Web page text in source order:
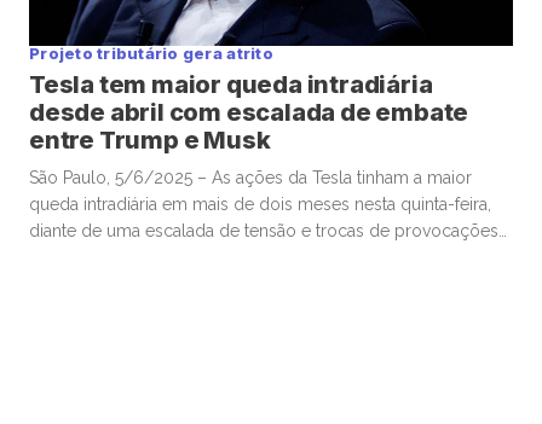
Projeto tributário gera atrito
Tesla tem maior queda intradiária
desde abril com escalada de embate
entre Trump e Musk
São Paulo, 5/6/2025 – As ações da Tesla tinham a maior
queda intradiária em mais de dois meses nesta quinta-feira,
diante de uma escalada de tensão e trocas de provocações